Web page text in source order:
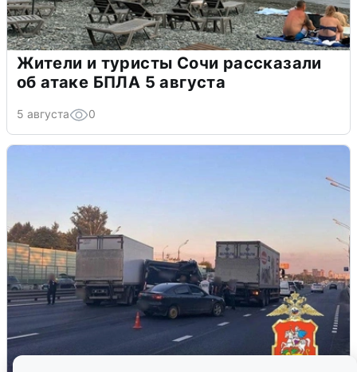
Жители и туристы Сочи рассказали
об атаке БПЛА 5 августа
5 августа 0